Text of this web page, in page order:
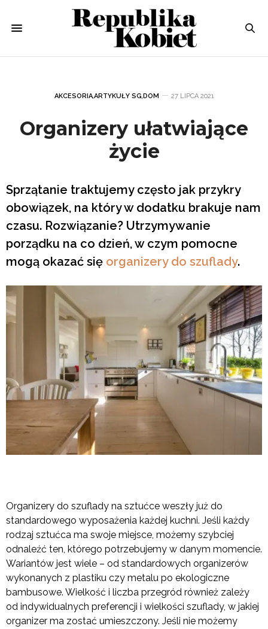
AKCESORIA,ARTYKUŁY SG,DOM 27 LIPCA 2021
Organizery ułatwiające
życie
Sprzątanie traktujemy często jak przykry
obowiązek, na który w dodatku brakuje nam
czasu. Rozwiązanie? Utrzymywanie
porządku na co dzień, w czym pomocne
mogą okazać się organizery do szuflady.
Organizery do szuflady na sztućce weszły już do
standardowego wyposażenia każdej kuchni. Jeśli każdy
rodzaj sztućca ma swoje miejsce, możemy szybciej
odnaleźć ten, którego potrzebujemy w danym momencie.
Wariantów jest wiele – od standardowych organizerów
wykonanych z plastiku czy metalu po ekologiczne
bambusowe. Wielkość i liczba przegród również zależy
od indywidualnych preferencji i wielkości szuflady, w jakiej
organizer ma zostać umieszczony. Jeśli nie możemy